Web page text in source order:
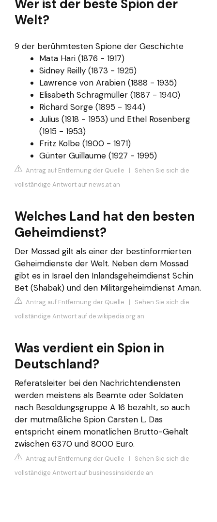
Wer ist der beste Spion der
Welt?
9 der berühmtesten Spione der Geschichte
Mata Hari (1876 - 1917)
Sidney Reilly (1873 - 1925)
Lawrence von Arabien (1888 - 1935)
Elisabeth Schragmüller (1887 - 1940)
Richard Sorge (1895 - 1944)
Julius (1918 - 1953) und Ethel Rosenberg
(1915 - 1953)
Fritz Kolbe (1900 - 1971)
Günter Guillaume (1927 - 1995)
Antrag auf Entfernung der Quelle | Sehen Sie sich die
vollständige Antwort auf news.at an
Welches Land hat den besten
Geheimdienst?
Der Mossad gilt als einer der bestinformierten
Geheimdienste der Welt. Neben dem Mossad
gibt es in Israel den Inlandsgeheimdienst Schin
Bet (Shabak) und den Militärgeheimdienst Aman.
Antrag auf Entfernung der Quelle | Sehen Sie sich die
vollständige Antwort auf de.wikipedia.org an
Was verdient ein Spion in
Deutschland?
Referatsleiter bei den Nachrichtendiensten
werden meistens als Beamte oder Soldaten
nach Besoldungsgruppe A 16 bezahlt, so auch
der mutmaßliche Spion Carsten L. Das
entspricht einem monatlichen Brutto-Gehalt
zwischen 6370 und 8000 Euro.
Antrag auf Entfernung der Quelle | Sehen Sie sich die
vollständige Antwort auf businessinsider.de an